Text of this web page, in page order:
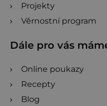
Projekty
Věrnostní program
Dále pro vás
Online poukazy
Recepty
Blog